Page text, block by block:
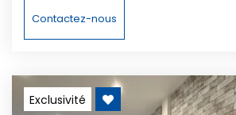
bains avec WC. Une cave en sous-
l’ensemble. Appartement
idéal pour un premier achat, un
traversant, cave, proximité centre-
commodités.
Contactez-nous
Exclusivité